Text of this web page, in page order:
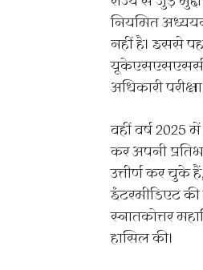
नियमित
नहीं है। इससे
यूकेएसएसएससी
अधिकारी
वहीं वर्ष 2025
कर अपनी
उत्तीर्ण कर चुके
इंटरमीडिएट
स्नातकोत्तर
हासिल की।